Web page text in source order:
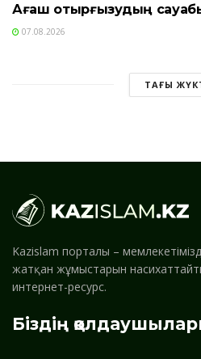
Ағаш отырғызудың
07.08.2026
ТАҒЫ
Kazislam порталы –
жатқан жұмыстарын
интернет-ресурс.
Біздің